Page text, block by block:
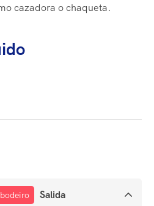
cazadora o chaqueta.
Salida